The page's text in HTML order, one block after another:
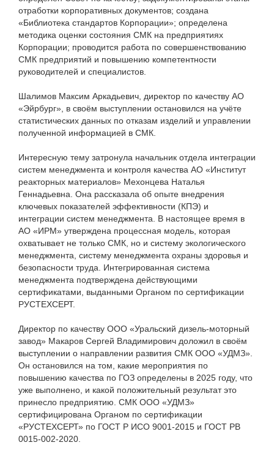
отработки корпоративных документов; создана
«Библиотека стандартов Корпорации»; определена
методика оценки состояния СМК на предприятиях
Корпорации; проводится работа по совершенствованию
СМК предприятий и повышению компетентности
руководителей и специалистов.
Шалимов Максим Аркадьевич, директор по качеству АО
«Эйрбург», в своём выступлении остановился на учёте
статистических данных по отказам изделий и управлении
полученной информацией в СМК.
Интересную тему затронула начальник отдела интеграции
систем менеджмента и контроля качества АО «Институт
реакторных материалов» Мехонцева Наталья
Геннадьевна. Она рассказала об опыте внедрения
ключевых показателей эффективности (КПЭ) и
интеграции систем менеджмента. В настоящее время в
АО «ИРМ» утверждена процессная модель, которая
охватывает не только СМК, но и систему экологического
менеджмента, систему менеджмента охраны здоровья и
безопасности труда. Интегрированная система
менеджмента подтверждена действующими
сертификатами, выданными Органом по сертификации
РУСТЕХСЕРТ.
Директор по качеству ООО «Уральский дизель-моторный
завод» Макаров Сергей Владимирович доложил в своём
выступлении о направлении развития СМК ООО «УДМЗ».
Он остановился на том, какие мероприятия по
повышению качества по ГОЗ определены в 2025 году, что
уже выполнено, и какой положительный результат это
принесло предприятию. СМК ООО «УДМЗ»
сертифицирована Органом по сертификации
«РУСТЕХСЕРТ» по ГОСТ Р ИСО 9001-2015 и ГОСТ РВ
0015-002-2020.